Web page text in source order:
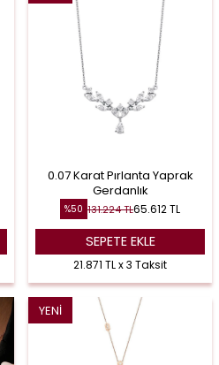
0.07 Karat Pırlanta Yaprak
Gerdanlık
%50 131.224TL65.612TL
SEPETE EKLE
21.871 TL x 3 Taksit
YENI